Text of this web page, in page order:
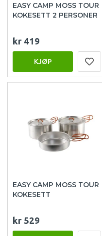
EASY CAMP MOSS TOUR
KOKESETT 2 PERSONER
kr 419
KJØP
EASY CAMP MOSS TOUR
KOKESETT
kr 529